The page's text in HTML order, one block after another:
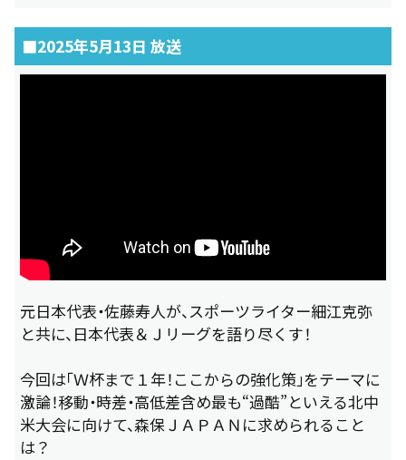
■2025年5月13日 放送
元日本代表・佐藤寿人が、スポーツライター細江克弥
と共に、日本代表＆Ｊリーグを語り尽くす！
今回は「Ｗ杯まで１年！ここからの強化策」をテーマに
激論！移動・時差・高低差含め最も“過酷”といえる北中
米大会に向けて、森保ＪＡＰＡＮに求められること
は？